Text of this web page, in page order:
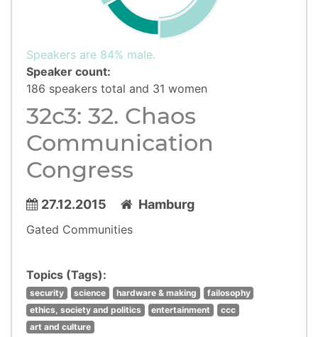
Speakers are 84% male.
Speaker count:
186 speakers total and 31 women
32c3: 32. Chaos
Communication
Congress
27.12.2015 Hamburg
Gated Communities
Topics (Tags):
security science hardware & making
failosophy
ethics, society and politics
entertainment
ccc
art and culture